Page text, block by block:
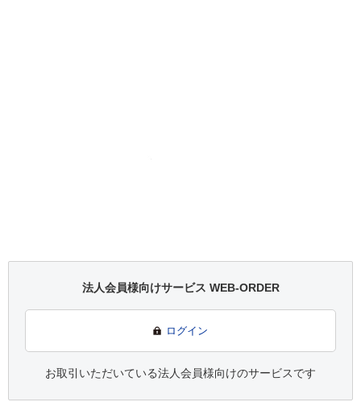
法人会員様向けサービス WEB-ORDER
ログイン
お取引いただいている法人会員様向けのサービスです